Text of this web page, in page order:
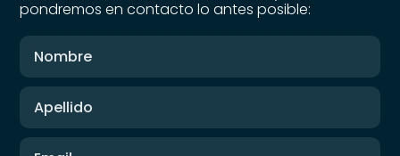
pondremos en contacto lo antes posible: